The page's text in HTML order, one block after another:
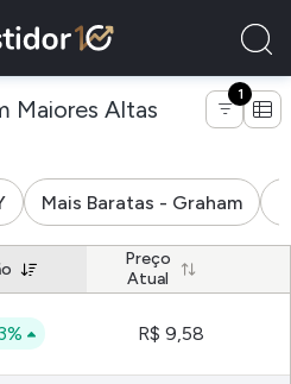
Maiores Altas de 1
Mais Baratas - Graham
Preço
Atual
R$ 9,58